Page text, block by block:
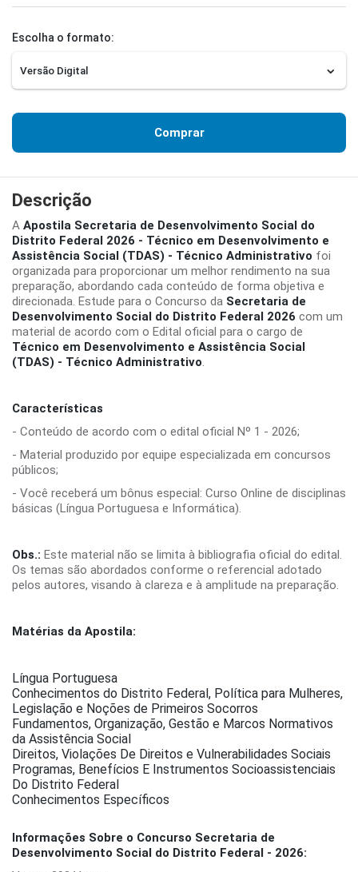
Escolha o formato:
Comprar
Descrição
A Apostila Secretaria de Desenvolvimento Social do
Distrito Federal 2026 - Técnico em Desenvolvimento e
Assistência Social (TDAS) - Técnico Administrativo foi
organizada para proporcionar um melhor rendimento na sua
preparação, abordando cada conteúdo de forma objetiva e
direcionada. Estude para o Concurso da Secretaria de
Desenvolvimento Social do Distrito Federal 2026 com um
material de acordo com o Edital oficial para o cargo de
Técnico em Desenvolvimento e Assistência Social
(TDAS) - Técnico Administrativo.
Características
- Conteúdo de acordo com o edital oficial Nº 1 - 2026;
- Material produzido por equipe especializada em concursos
públicos;
- Você receberá um bônus especial: Curso Online de disciplinas
básicas (Língua Portuguesa e Informática).
Obs.: Este material não se limita à bibliografia oficial do edital.
Os temas são abordados conforme o referencial adotado
pelos autores, visando à clareza e à amplitude na preparação.
Matérias da Apostila:
Língua Portuguesa
Conhecimentos do Distrito Federal, Política para Mulheres,
Legislação e Noções de Primeiros Socorros
Fundamentos, Organização, Gestão e Marcos Normativos
da Assistência Social
Direitos, Violações De Direitos e Vulnerabilidades Sociais
Programas, Benefícios E Instrumentos Socioassistenciais
Do Distrito Federal
Conhecimentos Específicos
Informações Sobre o Concurso Secretaria de
Desenvolvimento Social do Distrito Federal - 2026: